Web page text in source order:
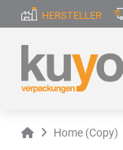
HERSTELLER
HomeHome (Copy)